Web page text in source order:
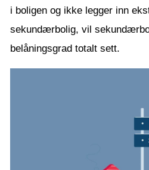
i boligen og ikke legger inn
sekundærbolig, vil
belåningsgrad totalt sett.